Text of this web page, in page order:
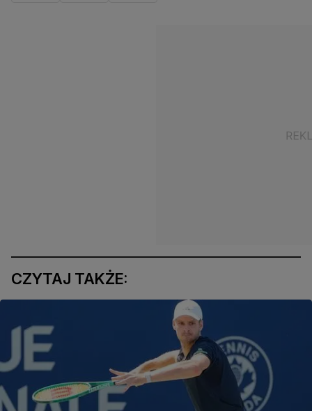
CZYTAJ TAKŻE: